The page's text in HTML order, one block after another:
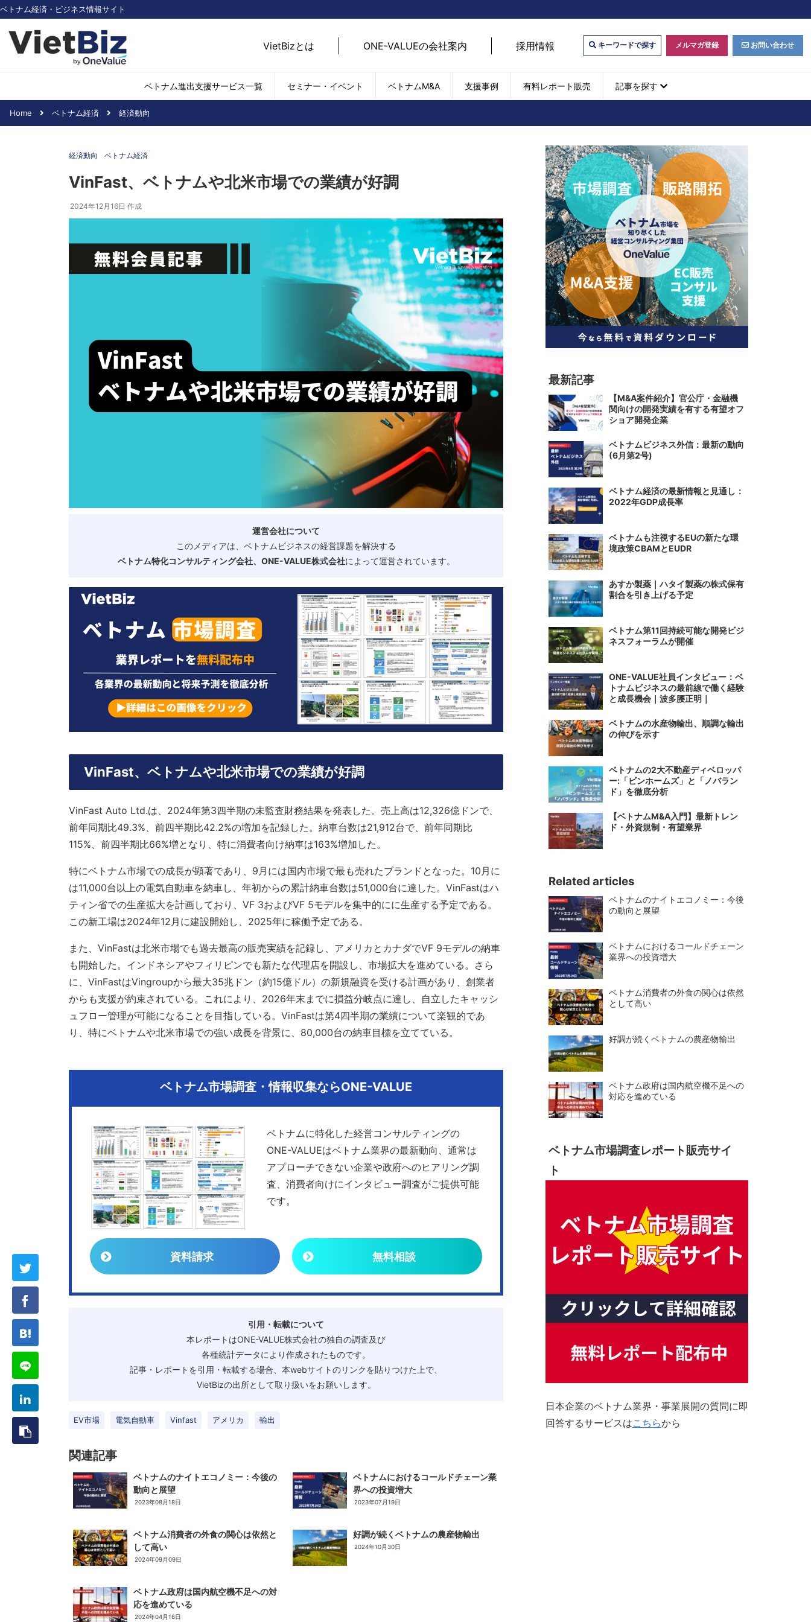
ベトナム経済・ビジネス情報サイト
VietBizとは ONE-VALUEの会社案内 採用情報 キーワードで探す メルマガ登録 お問い合わせ
ベトナム進出支援サービス一覧 セミナー・イベント ベトナムM&A 支援事例 有料レポート販売 記事を探す
日用消費・小売
デジタル経済・IT
物流・倉庫
SDGs・ESG
外国直接投資（FDI）
現地パートナー探索
デジタルマーケティング・
web広告
M&A動向
ベトナム企業買収・出資
補助金・助成金
ベトナム企業
ベトナム企業動向
スタートアップ企業
ベトナム人材
特定技能
高度人材・エンジニア
ベトナム一般概況
ベトナムでの生活
文化・社会
政治
ベトナム業界地図
Home ベトナム経済 経済動向
経済動向 ベトナム経済
VinFast、ベトナムや北米市場での業績が好調
2024年12月16日 作成
運営会社について
このメディアは、ベトナムビジネスの経営課題を解決する
ベトナム特化コンサルティング会社、ONE-VALUE株式会社によって運営されています。
VinFast、ベトナムや北米市場での業績が好調
VinFast Auto Ltd.は、2024年第3四半期の未監査財務結果を発表した。売上高は12,326億ドンで、
前年同期比49.3%、前四半期比42.2%の増加を記録した。納車台数は21,912台で、前年同期比
115%、前四半期比66%増となり、特に消費者向け納車は163%増加した。
特にベトナム市場での成長が顕著であり、9月には国内市場で最も売れたブランドとなった。10月に
は11,000台以上の電気自動車を納車し、年初からの累計納車台数は51,000台に達した。VinFastはハ
ティン省での生産拡大を計画しており、VF 3およびVF 5モデルを集中的にに生産する予定である。
この新工場は2024年12月に建設開始し、2025年に稼働予定である。
また、VinFastは北米市場でも過去最高の販売実績を記録し、アメリカとカナダでVF 9モデルの納車
も開始した。インドネシアやフィリピンでも新たな代理店を開設し、市場拡大を進めている。さら
に、VinFastはVingroupから最大35兆ドン（約15億ドル）の新規融資を受ける計画があり、創業者
からも支援が約束されている。これにより、2026年末までに損益分岐点に達し、自立したキャッシ
ュフロー管理が可能になることを目指している。VinFastは第4四半期の業績について楽観的であ
り、特にベトナムや北米市場での強い成長を背景に、80,000台の納車目標を立てている。
ベトナム市場調査・情報収集ならONE-VALUE
ベトナムに特化した経営コンサルティングの
ONE-VALUEはベトナム業界の最新動向、通常は
アプローチできない企業や政府へのヒアリング調
査、消費者向けにインタビュー調査がご提供可能
です。
資料請求 無料相談
引用・転載について
本レポートはONE-VALUE株式会社の独自の調査及び
各種統計データにより作成されたものです。
記事・レポートを引用・転載する場合、本webサイトのリンクを貼りつけた上で、
VietBizの出所として取り扱いをお願いします。
EV市場 電気自動車 Vinfast アメリカ 輸出
関連記事
ベトナムのナイトエコノミー：今後の
動向と展望
2023年08月18日
ベトナムにおけるコールドチェーン業
界への投資増大
2023年07月19日
ベトナム消費者の外食の関心は依然と
して高い
2024年09月09日
好調が続くベトナムの農産物輸出
2024年10月30日
ベトナム政府は国内航空機不足への対
応を進めている
2024年04月16日
最新記事
【M&A案件紹介】官公庁・金融機
関向けの開発実績を有する有望オフ
ショア開発企業
ベトナムビジネス外信：最新の動向
(6月第2号)
ベトナム経済の最新情報と見通し：
2022年GDP成長率
ベトナムも注視するEUの新たな環
境政策CBAMとEUDR
あすか製薬｜ハタイ製薬の株式保有
割合を引き上げる予定
ベトナム第11回持続可能な開発ビジ
ネスフォーラムが開催
ONE-VALUE社員インタビュー：ベ
トナムビジネスの最前線で働く経験
と成長機会｜波多腰正明｜
ベトナムの水産物輸出、順調な輸出
の伸びを示す
ベトナムの2大不動産ディベロッパ
ー:「ビンホームズ」と「ノバラン
ド」を徹底分析
【ベトナムM&A入門】最新トレン
ド・外資規制・有望業界
Related articles
ベトナムのナイトエコノミー：今後
の動向と展望
ベトナムにおけるコールドチェーン
業界への投資増大
ベトナム消費者の外食の関心は依然
として高い
好調が続くベトナムの農産物輸出
ベトナム政府は国内航空機不足への
対応を進めている
ベトナム市場調査レポート販売サイ
ト
日本企業のベトナム業界・事業展開の質問に即
回答するサービスはこちらから